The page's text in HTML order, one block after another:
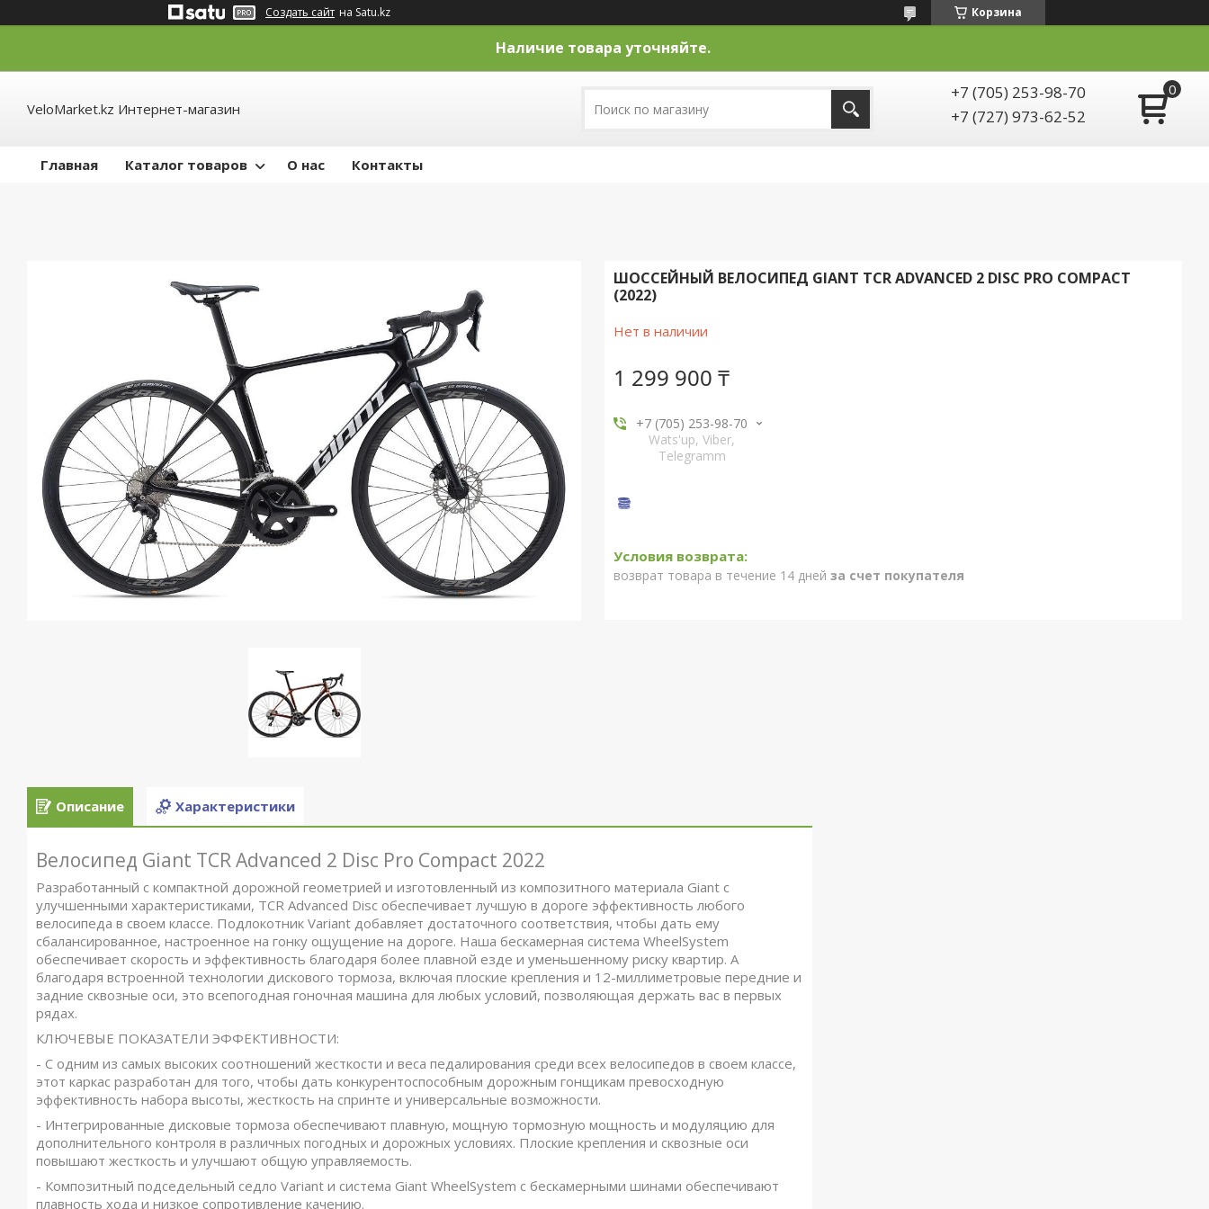
Создать сайт на Satu.kz Корзина
Наличие товара уточняйте.
VeloMarket.kz Интернет-магазин
+7 (705) 253-98-70
+7 (727) 973-62-52
Главная Каталог товаров О нас Контакты
ШОССЕЙНЫЙ ВЕЛОСИПЕД GIANT TCR ADVANCED 2 DISC PRO COMPACT
(2022)
Нет в наличии
1 299 900 ₸
+7 (705) 253-98-70
Wats'up, Viber,
Telegramm
возврат товара в течение 14 дней за счет покупателя
Описание Характеристики
Велосипед Giant TCR Advanced 2 Disc Pro Compact 2022
Разработанный с компактной дорожной геометрией и изготовленный из композитного материала Giant с
улучшенными характеристиками, TCR Advanced Disc обеспечивает лучшую в дороге эффективность любого
велосипеда в своем классе. Подлокотник Variant добавляет достаточного соответствия, чтобы дать ему
сбалансированное, настроенное на гонку ощущение на дороге. Наша бескамерная система WheelSystem
обеспечивает скорость и эффективность благодаря более плавной езде и уменьшенному риску квартир. А
благодаря встроенной технологии дискового тормоза, включая плоские крепления и 12-миллиметровые передние и
задние сквозные оси, это всепогодная гоночная машина для любых условий, позволяющая держать вас в первых
рядах.
КЛЮЧЕВЫЕ ПОКАЗАТЕЛИ ЭФФЕКТИВНОСТИ:
- С одним из самых высоких соотношений жесткости и веса педалирования среди всех велосипедов в своем классе,
этот каркас разработан для того, чтобы дать конкурентоспособным дорожным гонщикам превосходную
эффективность набора высоты, жесткость на спринте и универсальные возможности.
- Интегрированные дисковые тормоза обеспечивают плавную, мощную тормозную мощность и модуляцию для
дополнительного контроля в различных погодных и дорожных условиях. Плоские крепления и сквозные оси
повышают жесткость и улучшают общую управляемость.
- Композитный подседельный седло Variant и система Giant WheelSystem с бескамерными шинами обеспечивают
плавность хода и низкое сопротивление качению.